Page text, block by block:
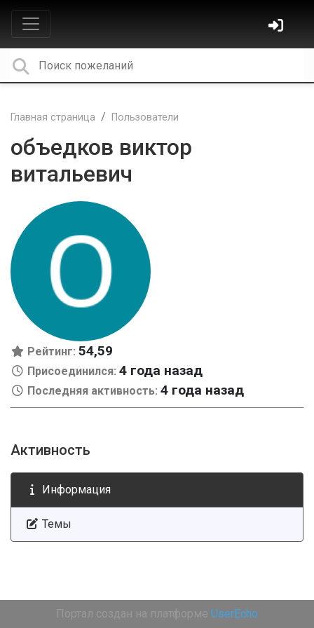
Главная страница Пользователи
объедков виктор
витальевич
Рейтинг: 54,59
Присоединился: 4 года назад
Последняя активность: 4 года назад
Активность
Информация
Темы
Портал создан на платформе UserEcho